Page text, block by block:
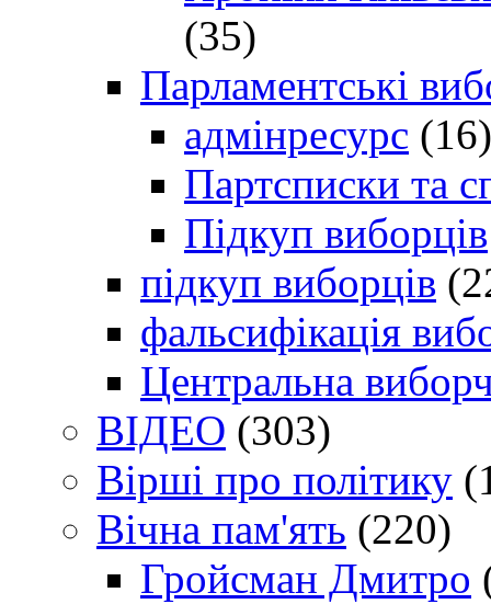
(35)
Парламентські
адмінресурс (16)
Партсписки та
Підкуп виборців
підкуп виборців
фальсифікація
Центральна
ВІДЕО (303)
Вірші про політику
Вічна пам'ять (220)
Гройсман Дмитро